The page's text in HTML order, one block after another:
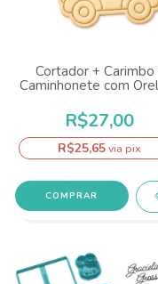
Cortador + Carimbo
Caminhonete com
R$27,00
R$25,65via pix